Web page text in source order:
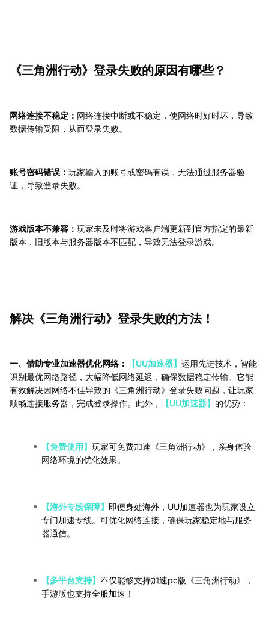
《三角洲行动》登录失败的原因有哪些？
网络连接不稳定： 网络连接中断或不稳定，使网络时好时坏，导致
数据传输受阻，从而登录失败。
账号密码错误： 玩家输入的账号或密码有误，无法通过服务器验
证，导致登录失败。
游戏版本不兼容： 玩家未及时将游戏客户端更新到官方指定的最新
版本，旧版本与服务器版本不匹配，导致无法登录游戏。
解决《三角洲行动》登录失败的方法！
一、借助专业加速器优化网络： 【UU加速器】 运用先进技术，智能
识别最优网络路径，大幅降低网络延迟，确保数据稳定传输。它能
有效解决因网络不佳导致的《三角洲行动》登录失败问题，让玩家
顺畅连接服务器，完成登录操作。此外，
【UU加速器】 的优势：
【免费使用】 玩家可免费加速《三角洲行动》，亲身体验
网络环境的优化效果。
【海外专线保障】 即便身处海外，UU加速器也为玩家设立
专门加速专线。可优化网络连接，确保玩家稳定地与服务
器通信。
【多平台支持】 不仅能够支持加速pc版《三角洲行动》，
手游版也支持全服加速！